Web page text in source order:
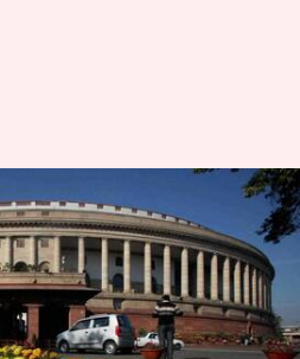
के होंगे दोनों सदनों
खाने पर सब्सिडी
11:26 am